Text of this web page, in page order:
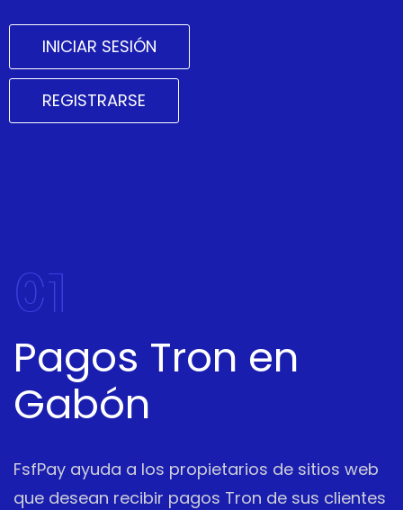
INICIAR SESIÓN
REGISTRARSE
01
Pagos Tron en
Gabón
FsfPay ayuda a los propietarios de sitios web
que desean recibir pagos Tron de sus clientes